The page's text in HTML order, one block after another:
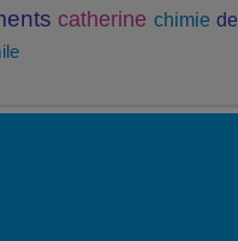
catherine chimie de